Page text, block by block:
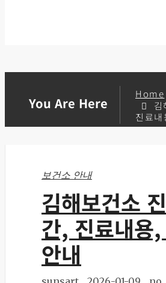
You Are Here
Home
진료
보건소 안내
김해보건소
간, 진료내용
안내